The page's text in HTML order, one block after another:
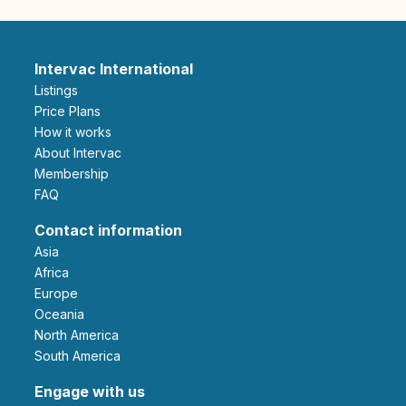
Intervac International
Listings
Price Plans
How it works
About Intervac
Membership
FAQ
Contact information
Asia
Africa
Europe
Oceania
North America
South America
Engage with us